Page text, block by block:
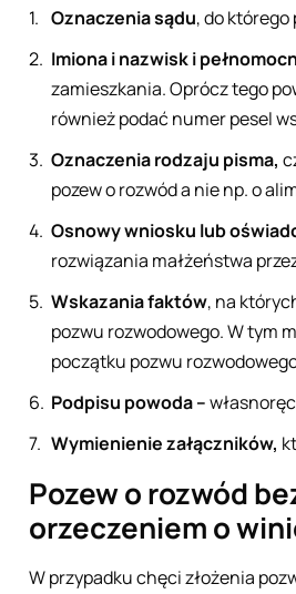
Oznaczenia sądu, do
Imiona i nazwisk i
zamieszkania. Oprócz tego
również podać numer pesel
Oznaczenia rodzaju pisma,
pozew o rozwód a nie np. o
Osnowy wniosku lub
rozwiązania małżeństwa
Wskazania faktów, na
pozwu rozwodowego. W tym
początku pozwu
Podpisu powoda –
Wymienienie załączników,
Pozew o rozwód
orzeczeniem o
W przypadku chęci złożenia